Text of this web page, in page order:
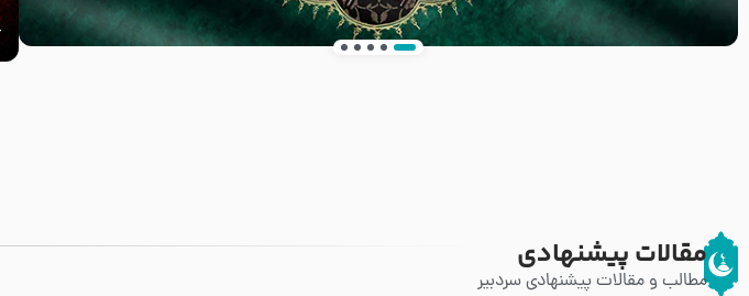
مقالات پیشنهادی
مطالب و مقالات پیشنهادی سردبیر